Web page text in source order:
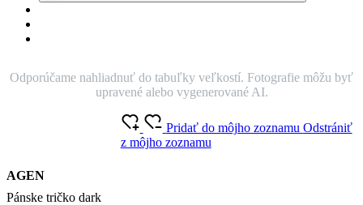
Odporúčame nahliadnuť do tabuľky veľkostí. Fotografie môžu byť
upravené alebo vygenerované AI.
AGEN
Pánske tričko dark
Pridať do môjho zoznamu Odstrániť
z môjho zoznamu